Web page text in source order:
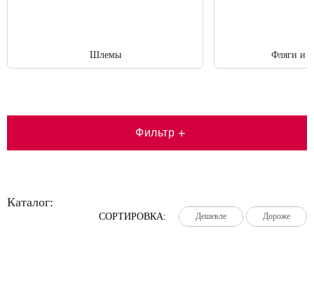
Шлемы Фляги и
Фильтр +
Каталог:
СОРТИРОВКА: Дешевле
Дешевле
Дешевле Дороже
Дороже
Дороже